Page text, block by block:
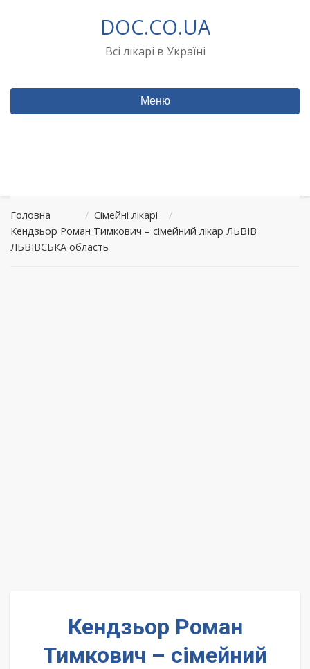
DOC.CO.UA
Всі лікарі в Україні
Меню
Головна / Сімейні лікарі
/
Кендзьор Роман Тимкович – сімейний лікар ЛЬВІВ
ЛЬВІВСЬКА область
Кендзьор Роман
Тимкович – сімейний